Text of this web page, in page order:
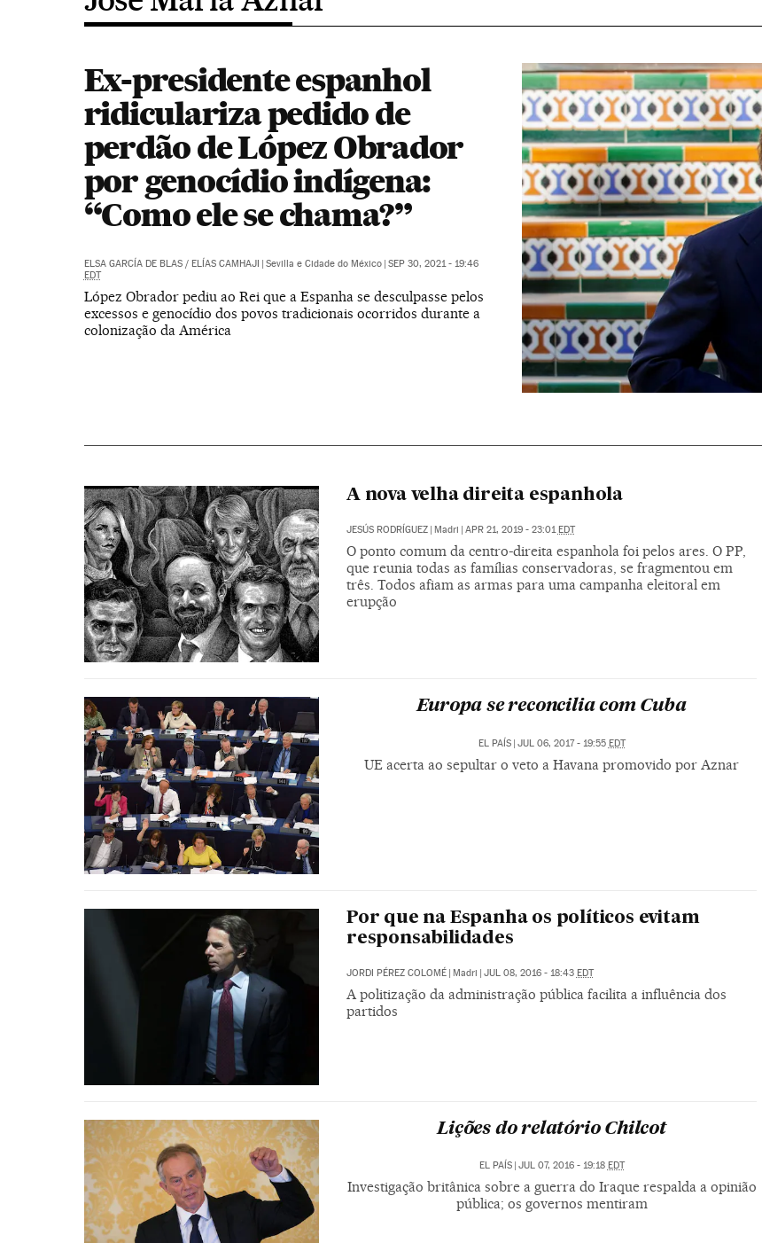
Ex-presidente espanhol
ridiculariza pedido de
perdão de López Obrador
por genocídio indígena:
“Como ele se chama?”
ELSA GARCÍA DE BLAS/ ELÍAS CAMHAJI | Sevilla e Cidade do México | SEP 30, 2021 - 19:46
EDT
López Obrador pediu ao Rei que a Espanha se desculpasse pelos
excessos e genocídio dos povos tradicionais ocorridos durante a
colonização da América
A nova velha direita espanhola
JESÚS RODRÍGUEZ | Madri | APR 21, 2019 - 23:01EDT
O ponto comum da centro-direita espanhola foi pelos ares. O PP,
que reunia todas as famílias conservadoras, se fragmentou em
três. Todos afiam as armas para uma campanha eleitoral em
erupção
Europa se reconcilia com Cuba
EL PAÍS | JUL 06, 2017 - 19:55 EDT
UE acerta ao sepultar o veto a Havana promovido por Aznar
Por que na Espanha os políticos evitam
responsabilidades
JORDI PÉREZ COLOMÉ Madri JUL 08, 2016 - 18:43 EDT
A politização da administração pública facilita a influência dos
partidos
Lições do relatório Chilcot
EL PAÍS | JUL 07, 2016 - 19:18 EDT
Investigação britânica sobre a guerra do Iraque respalda a opinião
pública; os governos mentiram